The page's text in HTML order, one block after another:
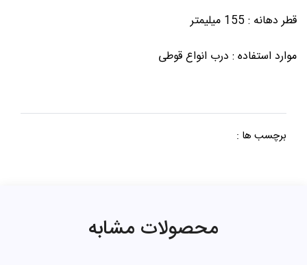
قطر دهانه : 155 میلیمتر
موارد استفاده : درب انواع قوطی
برچسب ها :
محصولات مشابه